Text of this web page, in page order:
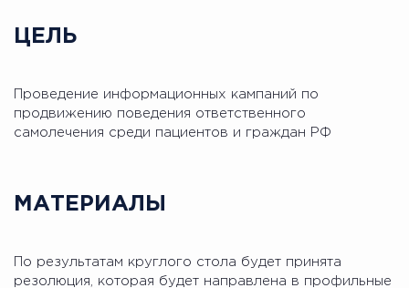
ЦЕЛЬ
Проведение информационных кампаний по
продвижению поведения ответственного
самолечения среди пациентов и граждан РФ
МАТЕРИАЛЫ
По результатам круглого стола будет принята
резолюция, которая будет направлена в профильные